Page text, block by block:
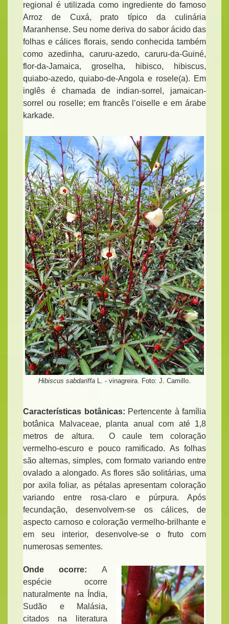
regional é utilizada como ingrediente do famoso
Arroz de Cuxá, prato típico da culinária
Maranhense. Seu nome deriva do sabor ácido das
folhas e cálices florais, sendo conhecida também
como azedinha, caruru-azedo, caruru-da-Guiné,
flor-da-Jamaica, groselha, hibisco, hibiscus,
quiabo-azedo, quiabo-de-Angola e rosele(a). Em
inglês é chamada de indian-sorrel, jamaican-
sorrel ou roselle; em francês l’oiselle e em árabe
karkade.
Hibiscus sabdariffa L. - vinagreira. Foto: J. Camillo.
Características botânicas: Pertencente à família
botânica Malvaceae, planta anual com até 1,8
metros de altura. O caule tem coloração
vermelho-escuro e pouco ramificado. As folhas
são alternas, simples, com formato variando entre
ovalado a alongado. As flores são solitárias, uma
por axila foliar, as pétalas apresentam coloração
variando entre rosa-claro e púrpura. Após
fecundação, desenvolvem-se os cálices, de
aspecto carnoso e coloração vermelho-brilhante e
em seu interior, desenvolve-se o fruto com
numerosas sementes.
Onde ocorre: A
espécie ocorre
naturalmente na Índia,
Sudão e Malásia,
citados na literatura